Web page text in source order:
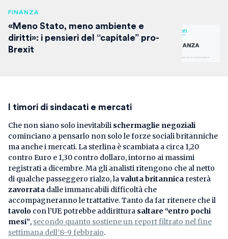
FINANZA
«Meno Stato, meno ambiente e
diritti»: i pensieri del “capitale” pro-
Brexit
I timori di sindacati e mercati
Che non siano solo inevitabili schermaglie negoziali
cominciano a pensarlo non solo le forze sociali britanniche
ma anche i mercati. La sterlina è scambiata a circa 1,20
contro Euro e 1,30 contro dollaro, intorno ai massimi
registrati a dicembre. Ma gli analisti ritengono che al netto
di qualche passeggero rialzo, lavaluta britannica resterà
zavorrata dalle immancabili difficoltà che
accompagneranno le trattative. Tanto da far ritenere che il
tavolo con l’UE potrebbe addirittura saltare “entro pochi
mesi”, secondo quanto sostiene un report filtrato nel fine
settimana dell’8-9 febbraio.